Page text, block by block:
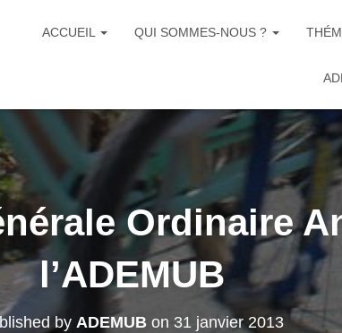
ACCUEIL QUI SOMMES-NOUS ?
Ordinaire
l’ADEMUB
by ADEMUB on 31 janvier 2013